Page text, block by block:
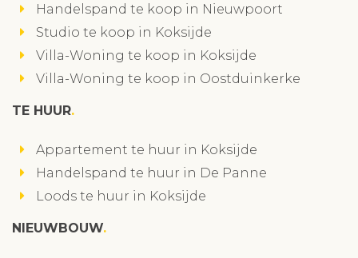
Handelspand te koop in Nieuwpoort
Studio te koop in Koksijde
Villa-Woning te koop in Koksijde
Villa-Woning te koop in Oostduinkerke
TE HUUR
Appartement te huur in Koksijde
Handelspand te huur in De Panne
Loods te huur in Koksijde
NIEUWBOUW